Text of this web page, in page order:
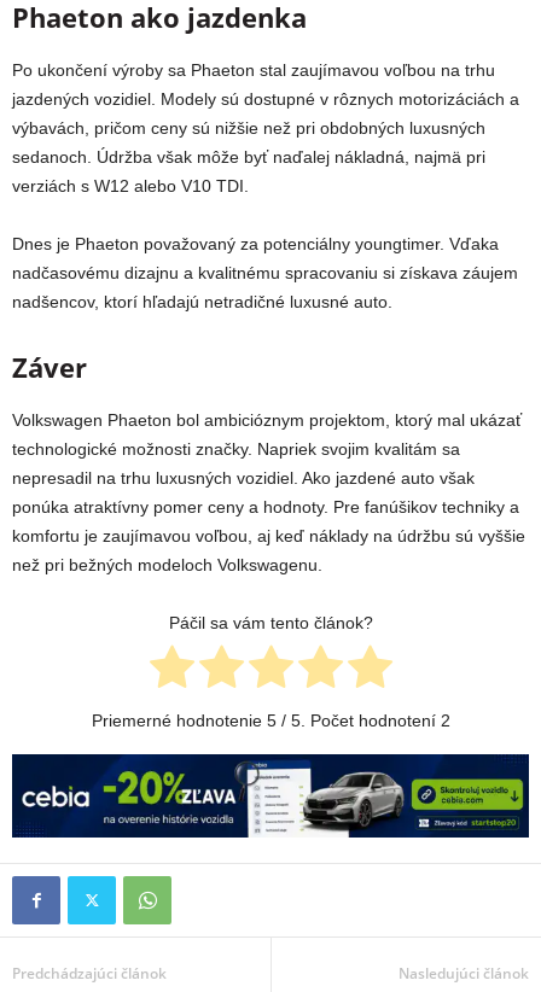
Phaeton ako jazdenka
Po ukončení výroby sa Phaeton stal zaujímavou voľbou na trhu
jazdených vozidiel. Modely sú dostupné v rôznych motorizáciách a
výbavách, pričom ceny sú nižšie než pri obdobných luxusných
sedanoch. Údržba však môže byť naďalej nákladná, najmä pri
verziách s W12 alebo V10 TDI.
Dnes je Phaeton považovaný za potenciálny youngtimer. Vďaka
nadčasovému dizajnu a kvalitnému spracovaniu si získava záujem
nadšencov, ktorí hľadajú netradičné luxusné auto.
Záver
Volkswagen Phaeton bol ambicióznym projektom, ktorý mal ukázať
technologické možnosti značky. Napriek svojim kvalitám sa
nepresadil na trhu luxusných vozidiel. Ako jazdené auto však
ponúka atraktívny pomer ceny a hodnoty. Pre fanúšikov techniky a
komfortu je zaujímavou voľbou, aj keď náklady na údržbu sú vyššie
než pri bežných modeloch Volkswagenu.
Páčil sa vám tento článok?
Priemerné hodnotenie 5/ 5. Počet hodnotení 2
Predchádzajúci článok Nasledujúci článok